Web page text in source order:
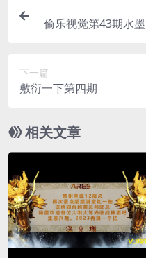
偷乐视觉第43期水
下一篇
敷衍一下第四期
相关文章